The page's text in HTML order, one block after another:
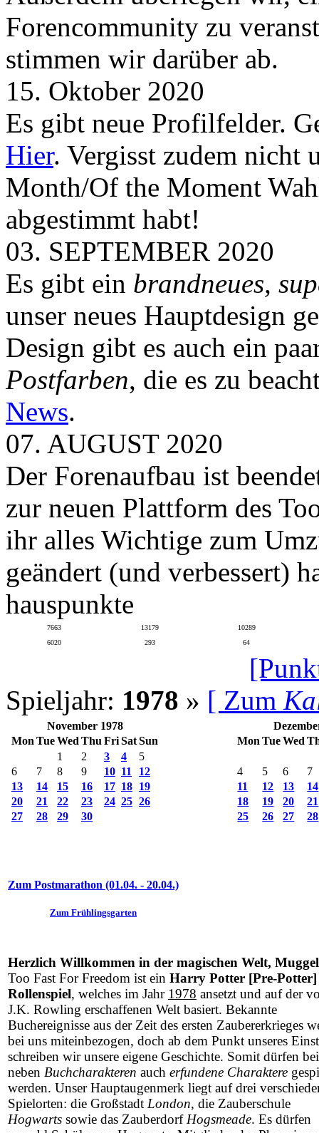
Forencommunity zu
stimmen wir darüber ab.
15. Oktober 2020
Es gibt neue Profilfelder.
Hier. Vergisst zudem nicht
Month/Of the Moment
abgestimmt habt!
03. SEPTEMBER 2020
Es gibt ein brandneues,
unser neues Hauptdesign
Design gibt es auch ein
Postfarben, die es zu
News.
07. AUGUST 2020
Der Forenaufbau ist
zur neuen Plattform des
ihr alles Wichtige zum
geändert (und verbessert)
hauspunkte
7663 13179
10289
6020
293 64
Spieljahr: 1978 » [ Zum
November 1978
Mon TueWed Thu FriSatSun
1
2 3 4
5
6
7 8 9 10 11
12
13
14 15 16 17 18 19
20
21 22 23 24 25 26
27
28 29 30
Mon TueWed
4 5 6
7
11
12 13
14
18
19 20
21
25
26 27 28
Zum Postmarathon (01.04. - 20.04.)
Zum Frühlingsgarten
Herzlich Willkommen in der magischen Welt, Muggel
Too Fast For Freedom ist ein Harry Potter [Pre-Potter]
Rollenspiel, welches im Jahr 1978 ansetzt und auf der
J.K. Rowling erschaffenen Welt basiert. Bekannte
Buchereignisse aus der Zeit des ersten Zaubererkrieges
bei uns miteinbezogen, doch ab dem Punkt unseres
schreiben wir unsere eigene Geschichte. Somit dürfen
neben Buchcharakteren auch erfundene Charaktere
werden. Unser Hauptaugenmerk liegt auf drei
Spielorten: die Großstadt London, die Zauberschule
Hogwarts sowie das Zauberdorf Hogsmeade. Es dürfen